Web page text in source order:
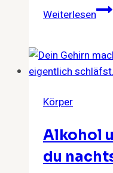
Weiterlesen
Körper
Alkohol
du